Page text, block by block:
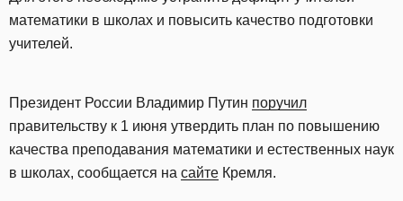
математики в школах и повысить качество подготовки
учителей.
Президент России Владимир Путин поручил
правительству к 1 июня утвердить план по повышению
качества преподавания математики и естественных наук
в школах, сообщается на сайте Кремля.